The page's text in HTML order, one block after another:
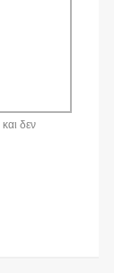
δεν